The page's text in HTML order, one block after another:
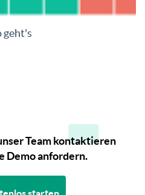
geht's
Team kontaktieren
Demo anfordern.